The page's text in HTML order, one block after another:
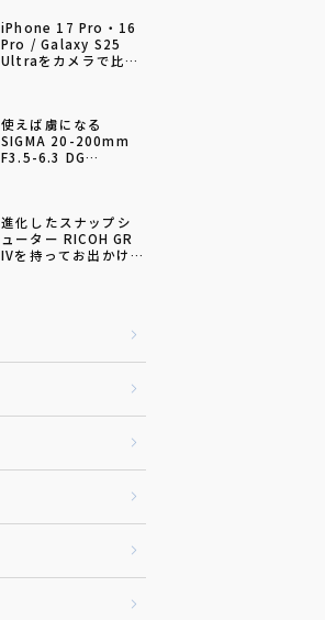
iPhone 17 Pro・16
Pro / Galaxy S25
Ultraをカメラで比較
使えば虜になる
SIGMA 20-200mm
F3.5-6.3 DG
進化したスナップシ
ューター RICOH GR
IVを持ってお出かけし